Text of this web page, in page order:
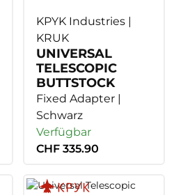
KPYK Industries |
KRUK
UNIVERSAL
TELESCOPIC
BUTTSTOCK
Fixed Adapter |
Schwarz
Verfügbar
CHF 335.90